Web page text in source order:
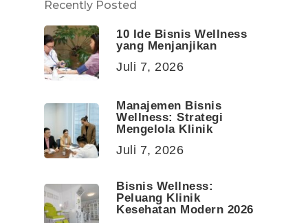
Recently Posted
10 Ide Bisnis Wellness
yang Menjanjikan
Juli 7, 2026
Manajemen Bisnis
Wellness: Strategi
Mengelola Klinik
Juli 7, 2026
Bisnis Wellness:
Peluang Klinik
Kesehatan Modern 2026